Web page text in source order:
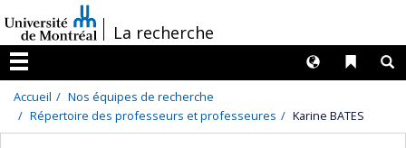
au
contenu
/La recherche
Menu
Liens
Langues
Accueil
Nos équipes de recherche
Répertoire des professeurs et professeures
Karine BATES